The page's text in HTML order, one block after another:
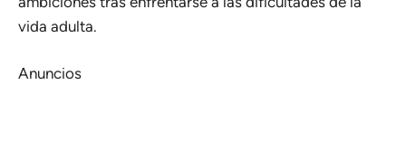
vida adulta.
Anuncios